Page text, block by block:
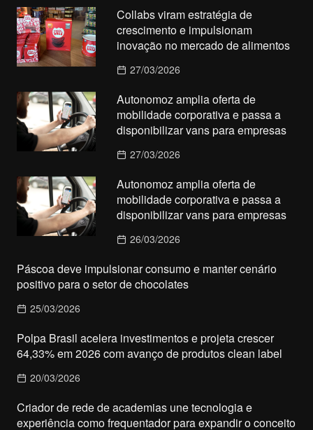
Collabs viram estratégia de
crescimento e impulsionam
inovação no mercado de alimentos
27/03/2026
Autonomoz amplia oferta de
mobilidade corporativa e passa a
disponibilizar vans para empresas
27/03/2026
Autonomoz amplia oferta de
mobilidade corporativa e passa a
disponibilizar vans para empresas
26/03/2026
Páscoa deve impulsionar consumo e manter cenário
positivo para o setor de chocolates
25/03/2026
Polpa Brasil acelera investimentos e projeta crescer
64,33% em 2026 com avanço de produtos clean label
20/03/2026
Criador de rede de academias une tecnologia e
experiência como frequentador para expandir o conceito